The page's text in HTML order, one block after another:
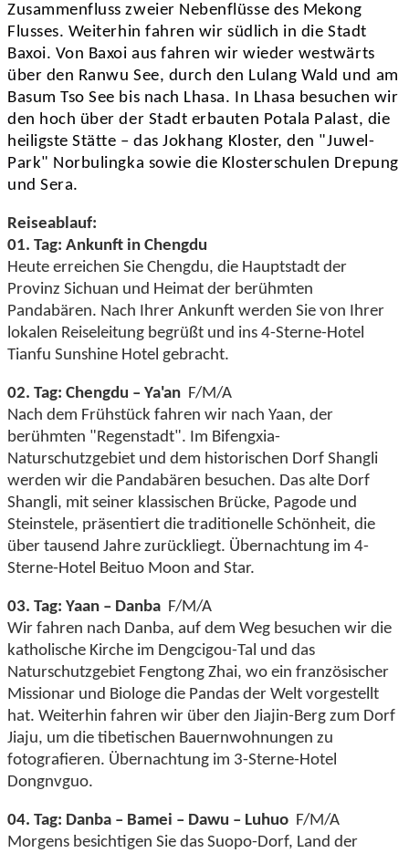
Zusammenfluss zweier Nebenflüsse des Mekong
Flusses. Weiterhin fahren wir südlich in die Stadt
Baxoi. Von Baxoi aus fahren wir wieder westwärts
über den Ranwu See, durch den Lulang Wald und am
Basum Tso See bis nach Lhasa. In Lhasa besuchen wir
den hoch über der Stadt erbauten Potala Palast, die
heiligste Stätte – das Jokhang Kloster, den "Juwel-
Park" Norbulingka sowie die Klosterschulen Drepung
und Sera.
Reiseablauf:
01. Tag: Ankunft in Chengdu
Heute erreichen Sie Chengdu, die Hauptstadt der
Provinz Sichuan und Heimat der berühmten
Pandabären. Nach Ihrer Ankunft werden Sie von Ihrer
lokalen Reiseleitung begrüßt und ins 4-Sterne-Hotel
Tianfu Sunshine Hotel gebracht.
02. Tag: Chengdu – Ya'an F/M/A
Nach dem Frühstück fahren wir nach Yaan, der
berühmten "Regenstadt". Im Bifengxia-
Naturschutzgebiet und dem historischen Dorf Shangli
werden wir die Pandabären besuchen. Das alte Dorf
Shangli, mit seiner klassischen Brücke, Pagode und
Steinstele, präsentiert die traditionelle Schönheit, die
über tausend Jahre zurückliegt. Übernachtung im 4-
Sterne-Hotel Beituo Moon and Star.
03. Tag: Yaan – Danba F/M/A
Wir fahren nach Danba, auf dem Weg besuchen wir die
katholische Kirche im Dengcigou-Tal und das
Naturschutzgebiet Fengtong Zhai, wo ein französischer
Missionar und Biologe die Pandas der Welt vorgestellt
hat. Weiterhin fahren wir über den Jiajin-Berg zum Dorf
Jiaju, um die tibetischen Bauernwohnungen zu
fotografieren. Übernachtung im 3-Sterne-Hotel
Dongnvguo.
04. Tag: Danba – Bamei – Dawu – Luhuo F/M/A
Morgens besichtigen Sie das Suopo-Dorf, Land der